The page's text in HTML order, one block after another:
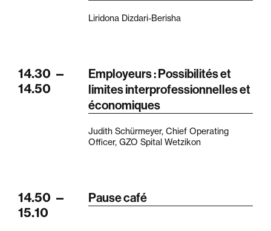
Liridona Dizdari-Berisha
14.30 —
14.50
Employeurs : Possibilités et
limites interprofessionnelles et
économiques
Judith Schürmeyer, Chief Operating
Officer, GZO Spital Wetzikon
14.50 —
15.10
Pause café